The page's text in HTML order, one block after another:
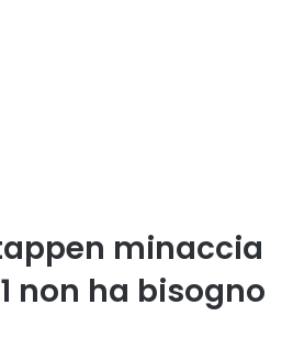
minaccia
non ha bisogno